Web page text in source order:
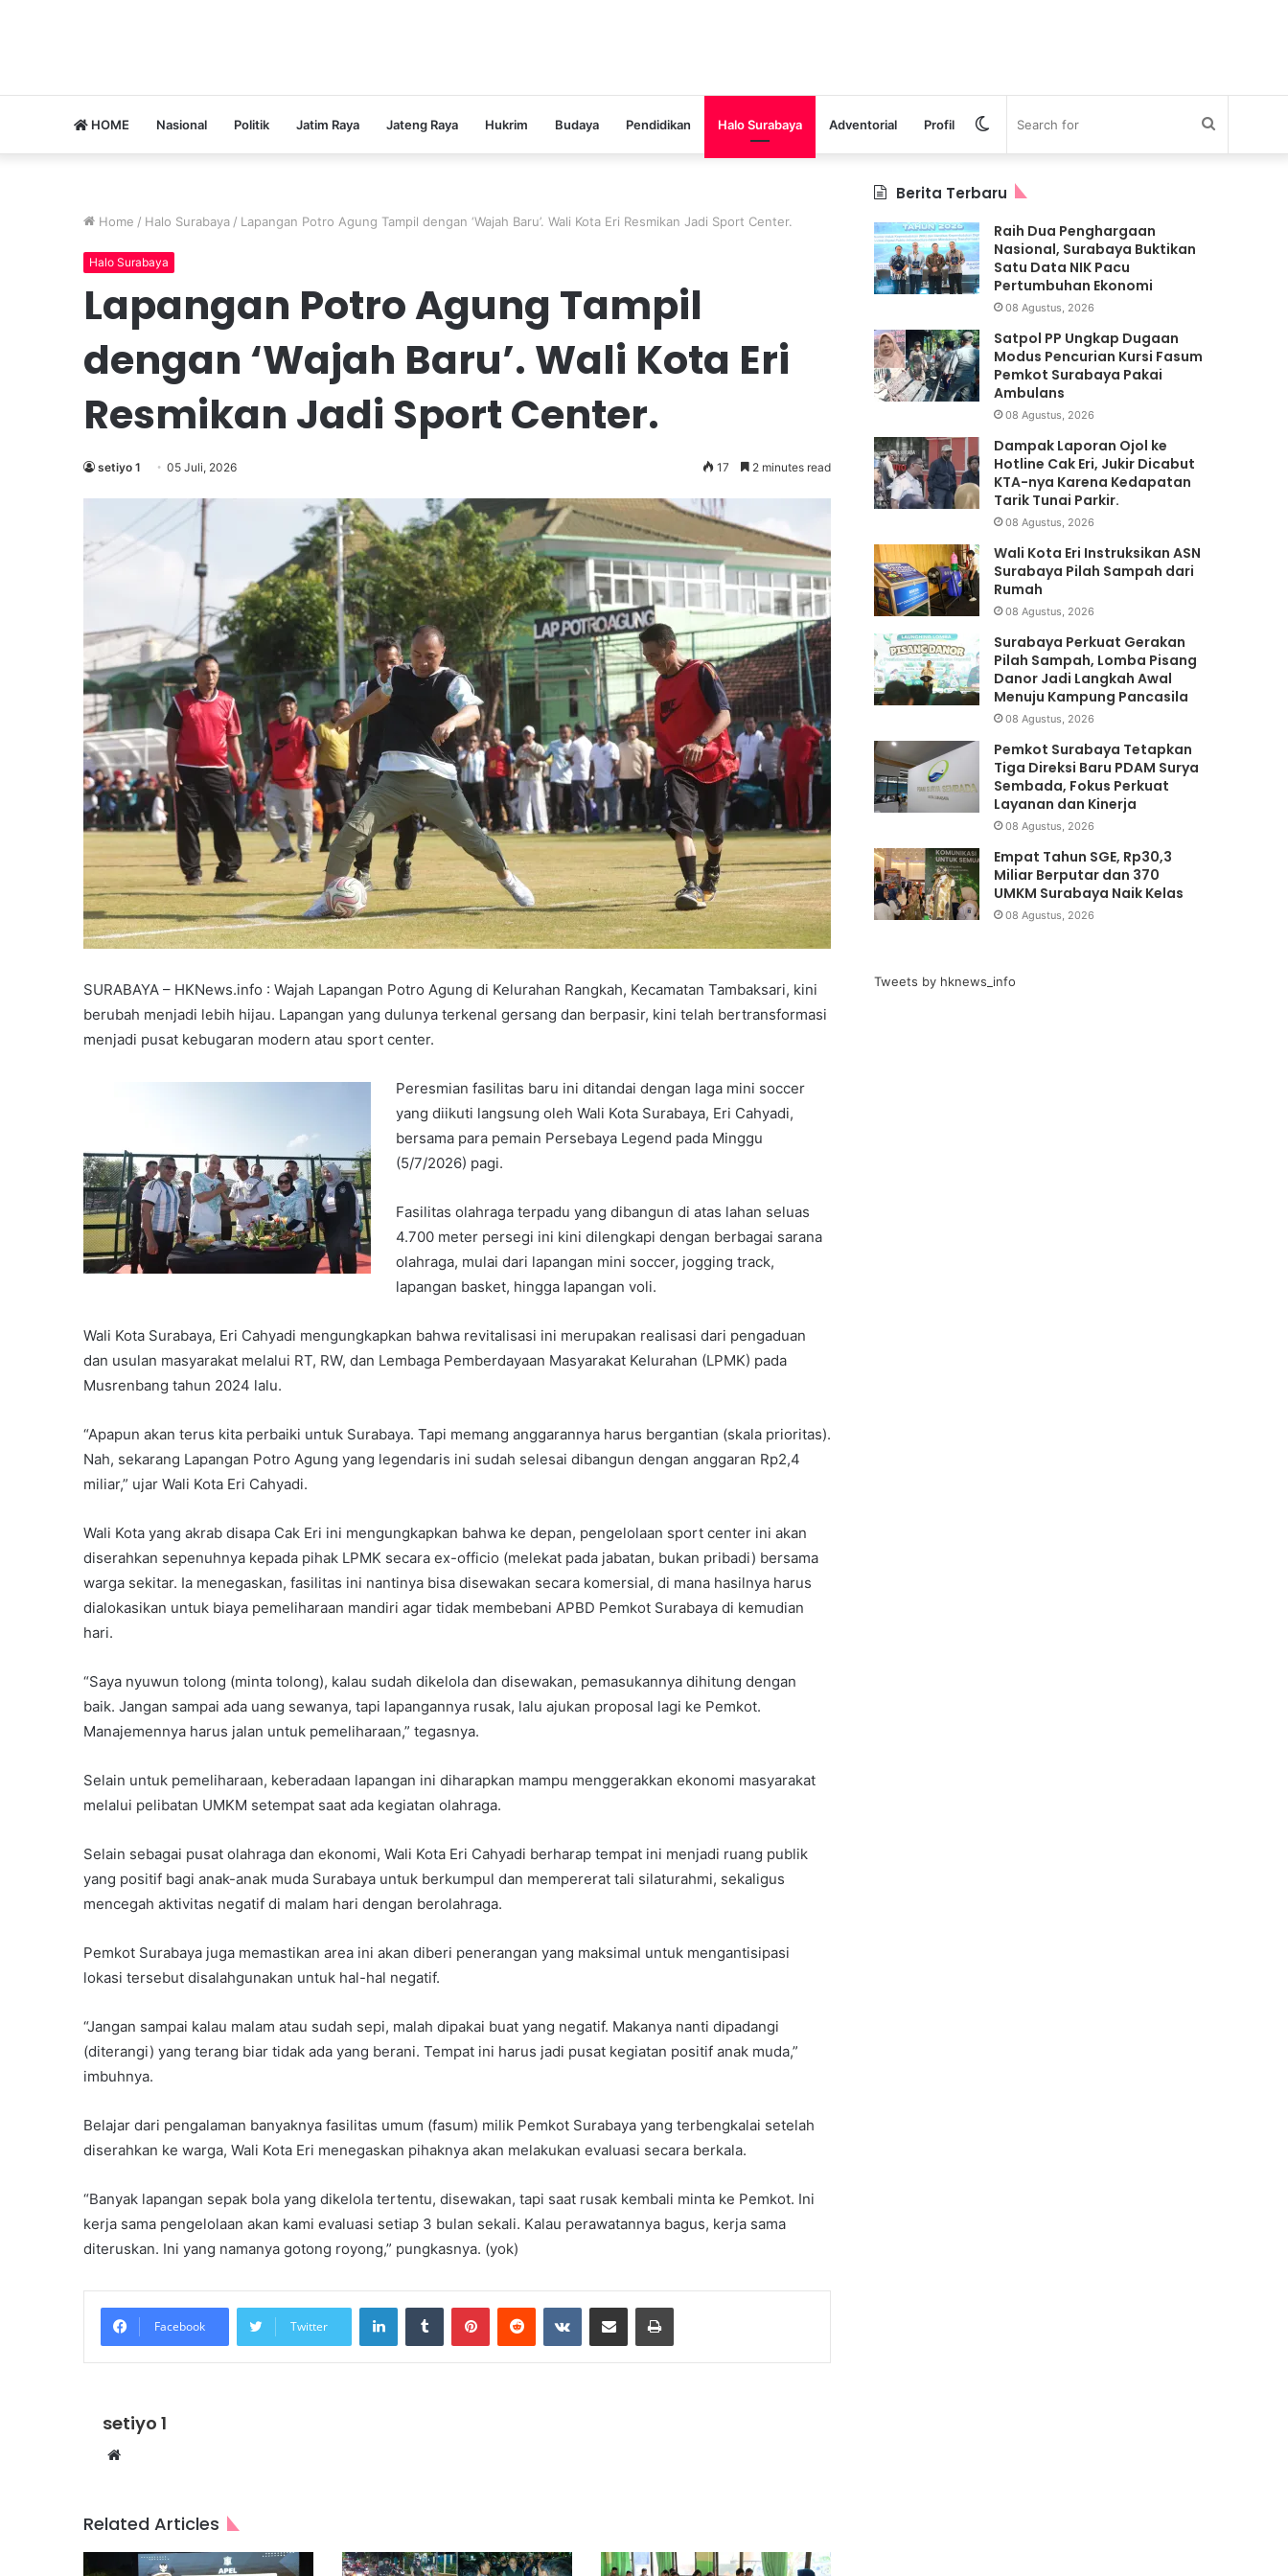
HOME Nasional Politik Jatim Raya Jateng Raya Hukrim Budaya Pendidikan Halo Surabaya Adventorial Profil Search
Switch
skin
Home / Halo Surabaya / Lapangan Potro Agung Tampil dengan ‘Wajah Baru’. Wali Kota Eri Resmikan Jadi Sport Center.
Halo Surabaya
Lapangan Potro Agung Tampil
dengan ‘Wajah Baru’. Wali Kota Eri
Resmikan Jadi Sport Center.
setiyo 1 05 Juli, 2026 17 2 minutes read
SURABAYA – HKNews.info : Wajah Lapangan Potro Agung di Kelurahan Rangkah, Kecamatan Tambaksari, kini
berubah menjadi lebih hijau. Lapangan yang dulunya terkenal gersang dan berpasir, kini telah bertransformasi
menjadi pusat kebugaran modern atau sport center.
Peresmian fasilitas baru ini ditandai dengan laga mini soccer
yang diikuti langsung oleh Wali Kota Surabaya, Eri Cahyadi,
bersama para pemain Persebaya Legend pada Minggu
(5/7/2026) pagi.
Fasilitas olahraga terpadu yang dibangun di atas lahan seluas
4.700 meter persegi ini kini dilengkapi dengan berbagai sarana
olahraga, mulai dari lapangan mini soccer, jogging track,
lapangan basket, hingga lapangan voli.
Wali Kota Surabaya, Eri Cahyadi mengungkapkan bahwa revitalisasi ini merupakan realisasi dari pengaduan
dan usulan masyarakat melalui RT, RW, dan Lembaga Pemberdayaan Masyarakat Kelurahan (LPMK) pada
Musrenbang tahun 2024 lalu.
“Apapun akan terus kita perbaiki untuk Surabaya. Tapi memang anggarannya harus bergantian (skala prioritas).
Nah, sekarang Lapangan Potro Agung yang legendaris ini sudah selesai dibangun dengan anggaran Rp2,4
miliar,” ujar Wali Kota Eri Cahyadi.
Wali Kota yang akrab disapa Cak Eri ini mengungkapkan bahwa ke depan, pengelolaan sport center ini akan
diserahkan sepenuhnya kepada pihak LPMK secara ex-officio (melekat pada jabatan, bukan pribadi) bersama
warga sekitar. Ia menegaskan, fasilitas ini nantinya bisa disewakan secara komersial, di mana hasilnya harus
dialokasikan untuk biaya pemeliharaan mandiri agar tidak membebani APBD Pemkot Surabaya di kemudian
hari.
“Saya nyuwun tolong (minta tolong), kalau sudah dikelola dan disewakan, pemasukannya dihitung dengan
baik. Jangan sampai ada uang sewanya, tapi lapangannya rusak, lalu ajukan proposal lagi ke Pemkot.
Manajemennya harus jalan untuk pemeliharaan,” tegasnya.
Selain untuk pemeliharaan, keberadaan lapangan ini diharapkan mampu menggerakkan ekonomi masyarakat
melalui pelibatan UMKM setempat saat ada kegiatan olahraga.
Selain sebagai pusat olahraga dan ekonomi, Wali Kota Eri Cahyadi berharap tempat ini menjadi ruang publik
yang positif bagi anak-anak muda Surabaya untuk berkumpul dan mempererat tali silaturahmi, sekaligus
mencegah aktivitas negatif di malam hari dengan berolahraga.
Pemkot Surabaya juga memastikan area ini akan diberi penerangan yang maksimal untuk mengantisipasi
lokasi tersebut disalahgunakan untuk hal-hal negatif.
“Jangan sampai kalau malam atau sudah sepi, malah dipakai buat yang negatif. Makanya nanti dipadangi
(diterangi) yang terang biar tidak ada yang berani. Tempat ini harus jadi pusat kegiatan positif anak muda,”
imbuhnya.
Belajar dari pengalaman banyaknya fasilitas umum (fasum) milik Pemkot Surabaya yang terbengkalai setelah
diserahkan ke warga, Wali Kota Eri menegaskan pihaknya akan melakukan evaluasi secara berkala.
“Banyak lapangan sepak bola yang dikelola tertentu, disewakan, tapi saat rusak kembali minta ke Pemkot. Ini
kerja sama pengelolaan akan kami evaluasi setiap 3 bulan sekali. Kalau perawatannya bagus, kerja sama
diteruskan. Ini yang namanya gotong royong,” pungkasnya. (yok)
Facebook Twitter
LinkedInTumblr PinterestReddit VKontakteShare via Email Print
setiyo 1
Website
Related Articles
Berita Terbaru
Raih Dua Penghargaan
Nasional, Surabaya Buktikan
Satu Data NIK Pacu
Pertumbuhan Ekonomi
08 Agustus, 2026
Satpol PP Ungkap Dugaan
Modus Pencurian Kursi Fasum
Pemkot Surabaya Pakai
Ambulans
08 Agustus, 2026
Dampak Laporan Ojol ke
Hotline Cak Eri, Jukir Dicabut
KTA-nya Karena Kedapatan
Tarik Tunai Parkir.
08 Agustus, 2026
Wali Kota Eri Instruksikan ASN
Surabaya Pilah Sampah dari
Rumah
08 Agustus, 2026
Surabaya Perkuat Gerakan
Pilah Sampah, Lomba Pisang
Danor Jadi Langkah Awal
Menuju Kampung Pancasila
08 Agustus, 2026
Pemkot Surabaya Tetapkan
Tiga Direksi Baru PDAM Surya
Sembada, Fokus Perkuat
Layanan dan Kinerja
08 Agustus, 2026
Empat Tahun SGE, Rp30,3
Miliar Berputar dan 370
UMKM Surabaya Naik Kelas
08 Agustus, 2026
Tweets by hknews_info